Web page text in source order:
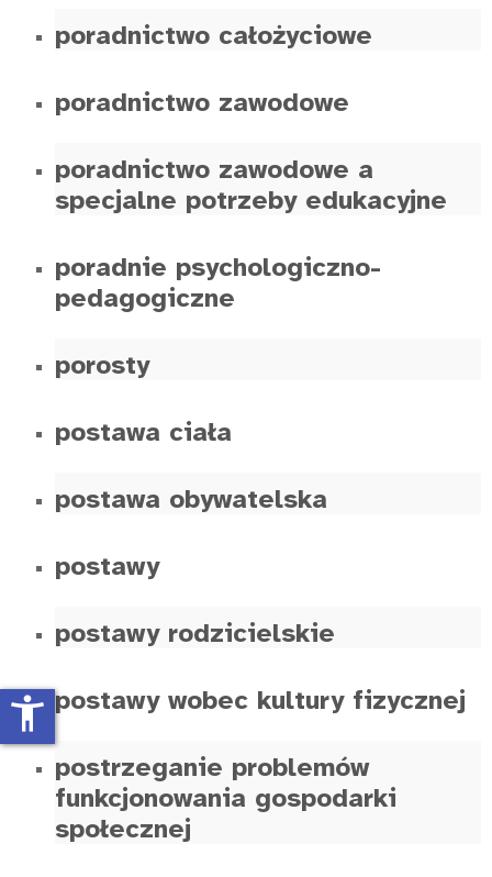
poradnictwo całożyciowe
poradnictwo zawodowe
poradnictwo zawodowe a
specjalne potrzeby edukacyjne
poradnie psychologiczno-
pedagogiczne
porosty
postawa ciała
postawa obywatelska
postawy
postawy rodzicielskie
postawy wobec kultury fizycznej
postrzeganie problemów
funkcjonowania gospodarki
społecznej
accessibility_new